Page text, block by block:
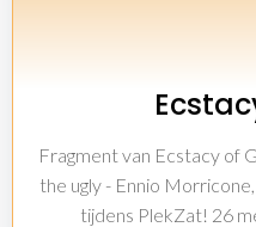
Fragment van Ecstacy of
the ugly - Ennio
tijdens PlekZat! 26